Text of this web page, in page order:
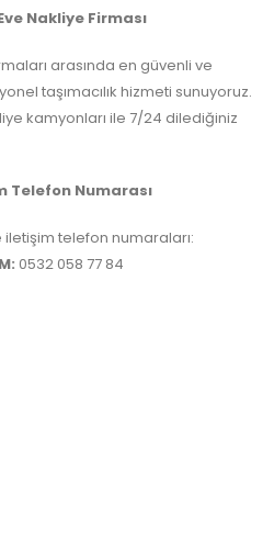
Nakliye Firması
arasında en güvenli ve
taşımacılık hizmeti sunuyoruz.
kamyonları ile 7/24 dilediğiniz
Telefon Numarası
telefon numaraları:
0532 058 77 84